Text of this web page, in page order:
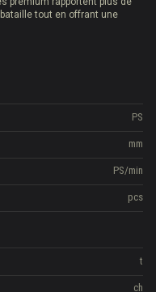
tout en offrant une
PS
mm
PS/min
pcs
t
ch